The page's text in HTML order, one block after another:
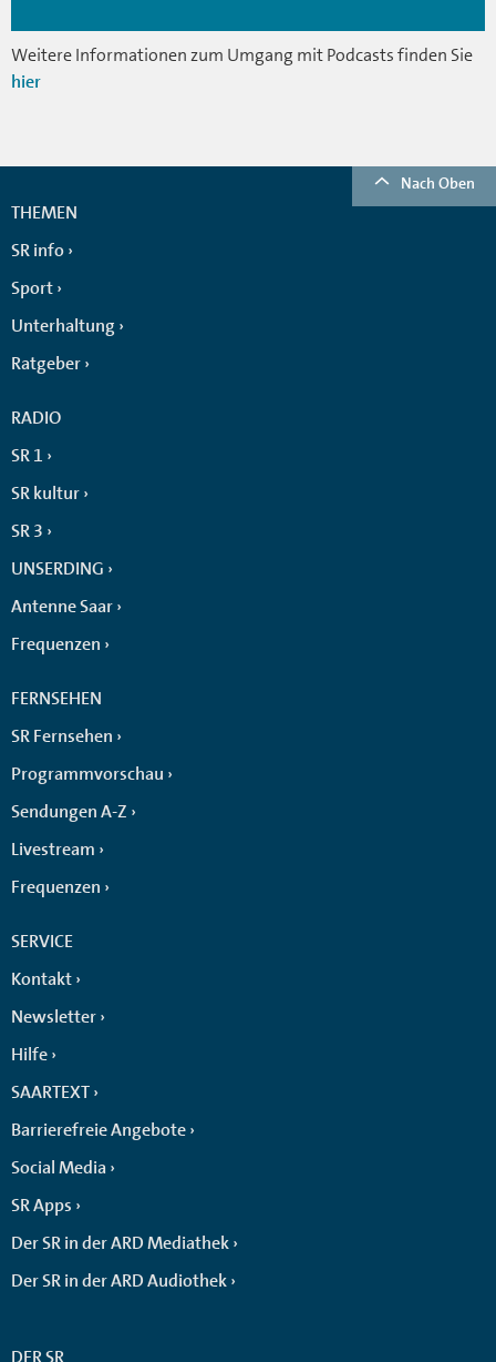
Weitere Informationen zum Umgang mit Podcasts finden Sie
hier
Nach Oben
THEMEN
SR info
Sport
Unterhaltung
Ratgeber
RADIO
SR 1
SR kultur
SR 3
UNSERDING
Antenne Saar
Frequenzen
FERNSEHEN
SR Fernsehen
Programmvorschau
Sendungen A-Z
Livestream
Frequenzen
SERVICE
Kontakt
Newsletter
Hilfe
SAARTEXT
Barrierefreie Angebote
Social Media
SR Apps
Der SR in der ARD Mediathek
Der SR in der ARD Audiothek
DER SR